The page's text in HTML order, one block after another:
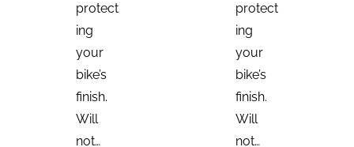
protect
ing
your
bike’s
finish.
Will
not…
protect
ing
your
bike’s
finish.
Will
not…